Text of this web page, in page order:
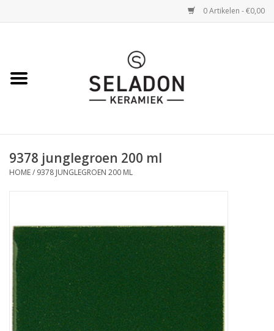
0 Artikelen - €0,00
VERZENDING
SELADON ZOMERDEALS
9378 junglegroen 200 ml
HOME/ 9378 JUNGLEGROEN 200 ML